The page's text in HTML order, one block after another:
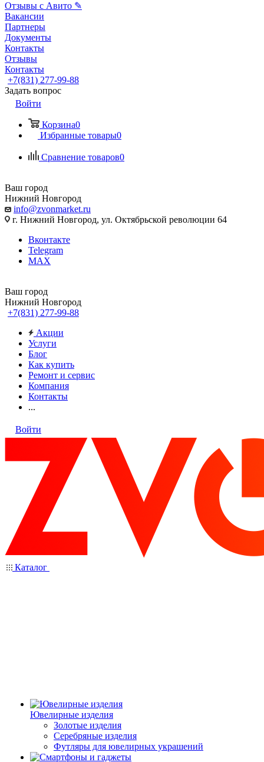
Отзывы с Авито ✎
Вакансии
Партнеры
Документы
Контакты
Отзывы
Контакты
+7(831) 277-99-88
Задать вопрос
Войти
Корзина0
Избранные товары0
Сравнение товаров0
Ваш город
Нижний Новгород
info@zvonmarket.ru
г. Нижний Новгород, ул. Октябрьской революции 64
Вконтакте
Telegram
MAX
Ваш город
Нижний Новгород
+7(831) 277-99-88
Акции
Услуги
Блог
Как купить
Ремонт и сервис
Компания
Контакты
...
Войти
Каталог
Ювелирные изделия
Золотые изделия
Серебряные изделия
Футляры для ювелирных украшений